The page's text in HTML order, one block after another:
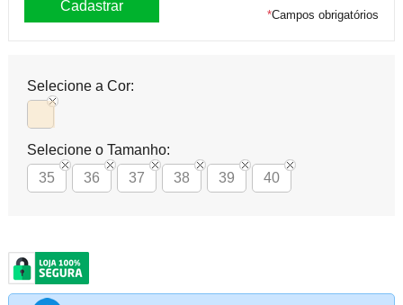
*Campos obrigatórios
Selecione a Cor:
Selecione o Tamanho:
35
36 37 38 39 40